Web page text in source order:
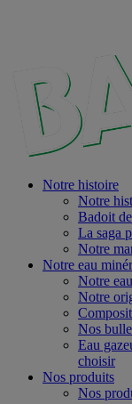
Notre histoire
Notre
Badoit
La saga
Notre
Notre eau
Notre
Notre
Nos
Eau
choisir
Nos produits
Nos